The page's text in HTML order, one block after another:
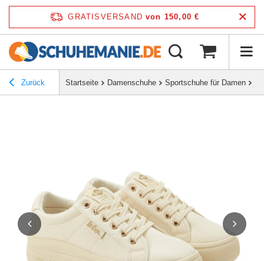
GRATISVERSAND von 150,00 €
Zurück Startseite Damenschuhe Sportschuhe für Damen